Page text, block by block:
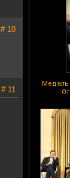
Медаль
# 10
# 11